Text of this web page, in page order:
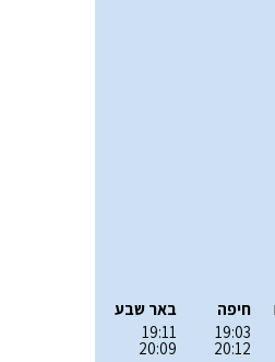
חיפה
19:03
20:12
באר שבע
19:11
20:09